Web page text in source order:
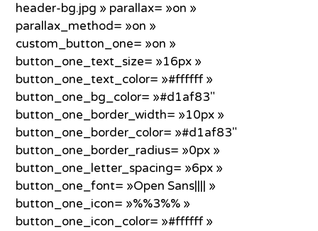
header-bg.jpg » parallax= »on »
parallax_method= »on »
custom_button_one= »on »
button_one_text_size= »16px »
button_one_text_color= »#ffffff »
button_one_bg_color= »#d1af83″
button_one_border_width= »10px »
button_one_border_color= »#d1af83″
button_one_border_radius= »0px »
button_one_letter_spacing= »6px »
button_one_font= »Open Sans|||| »
button_one_icon= »%%3%% »
button_one_icon_color= »#ffffff »